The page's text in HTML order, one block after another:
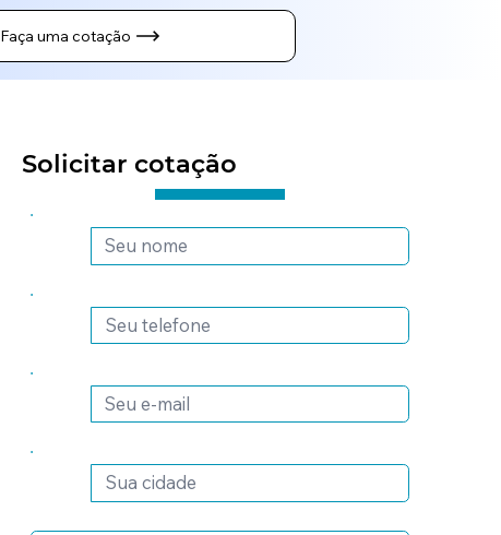
Faça uma cotação
Solicitar cotação